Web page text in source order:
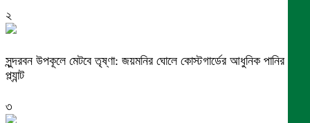
২
সুন্দরবন উপকূলে মেটবে তৃষ্ণা: জয়মনির ঘোলে কোস্টগার্ডের আধুনিক পানির
প্ল্যান্ট
৩